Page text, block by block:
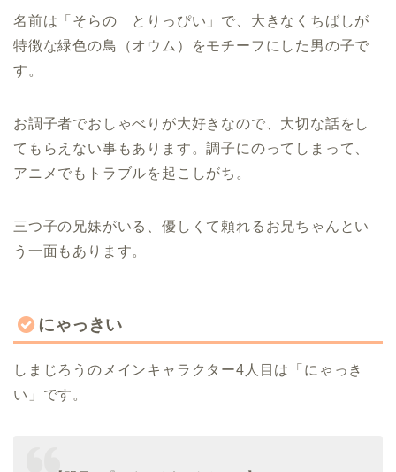
名前は「そらの とりっぴい」で、大きなくちばしが
特徴な緑色の鳥（オウム）をモチーフにした男の子で
す。
お調子者でおしゃべりが大好きなので、大切な話をし
てもらえない事もあります。調子にのってしまって、
アニメでもトラブルを起こしがち。
三つ子の兄妹がいる、優しくて頼れるお兄ちゃんとい
う一面もあります。
にゃっきい
しまじろうのメインキャラクター4人目は「にゃっき
い」です。